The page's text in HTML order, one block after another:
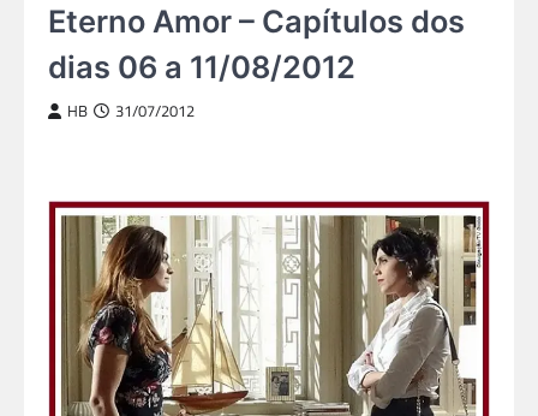
Eterno Amor – Capítulos dos
dias 06 a 11/08/2012
HB 31/07/2012